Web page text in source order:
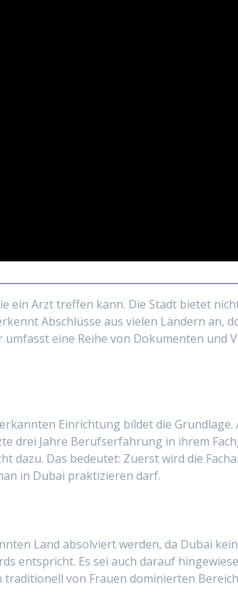
ein Arzt treffen kann. Die Stadt bietet
Abschlüsse aus vielen Ländern an,
eine Reihe von Dokumenten und
Einrichtung bildet die Grundlage.
drei Jahre Berufserfahrung in ihrem
dazu. Das bedeutet: Zuerst wird die
in Dubai praktizieren darf.
Land absolviert werden, da Dubai
entspricht. Es sei auch darauf
traditionell von Frauen dominierten